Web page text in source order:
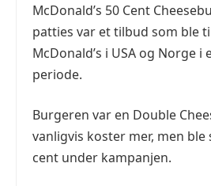
McDonald’s 50 Cent
patties var et tilbud som ble
McDonald’s i USA og Norge i
periode.
Burgeren var en Double
vanligvis koster mer, men
cent under kampanjen.